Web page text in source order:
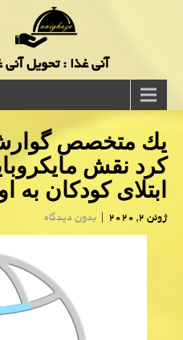
آنی غذا : تحویل آنی
یك متخصص
كرد نقش
ابتلای كودكان به
ژوئن 2, 2020 | بدون دیدگاه